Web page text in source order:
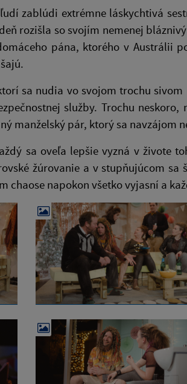
zablúdi extrémne láskychtivá
rozišla so svojím nemenej
pána, ktorého v Austrálii
sa nudia vo svojom trochu
služby. Trochu
manželský pár, ktorý sa navzájom
sa oveľa lepšie vyzná v živote
žúrovanie a v stupňujúcom sa
chaose napokon všetko vyjasní a